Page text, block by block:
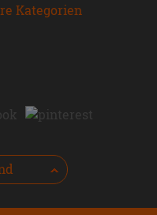
Kategorien